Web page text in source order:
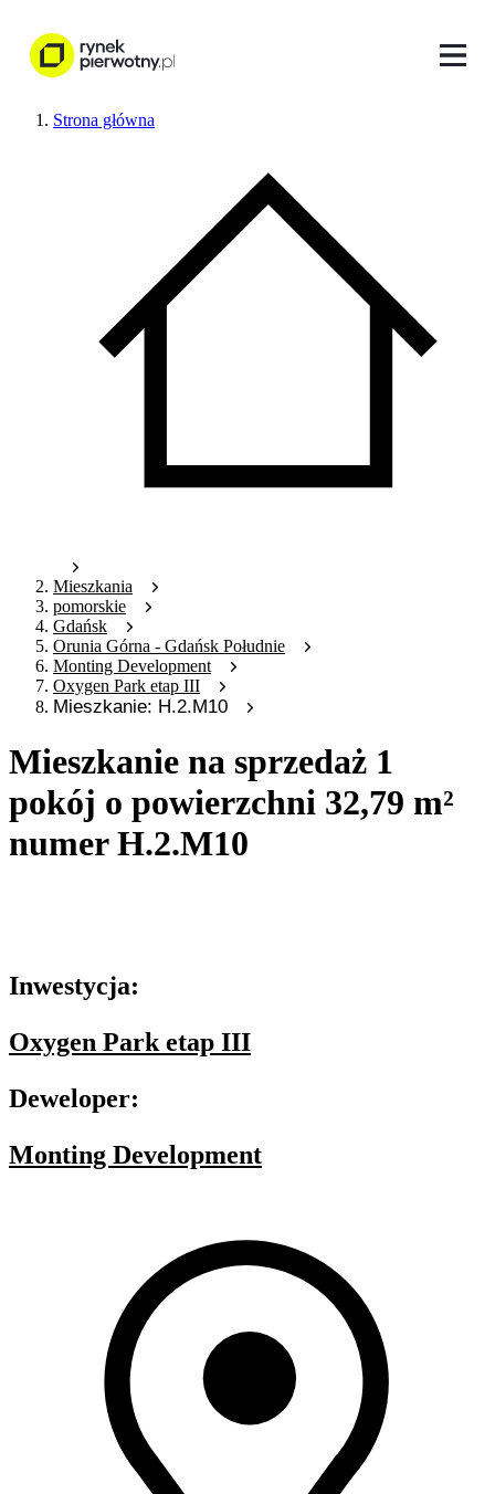
Strona główna
Mieszkania
pomorskie
Gdańsk
Orunia Górna - Gdańsk Południe
Monting Development
Oxygen Park etap III
Mieszkanie: H.2.M10
Mieszkanie na sprzedaż 1
pokój o powierzchni 32,79 m²
numer H.2.M10
Inwestycja:
Oxygen Park etap III
Deweloper:
Monting Development